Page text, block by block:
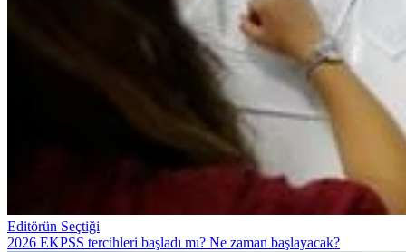
Editörün Seçtiği
2026 EKPSS tercihleri başladı mı? Ne zaman başlayacak?